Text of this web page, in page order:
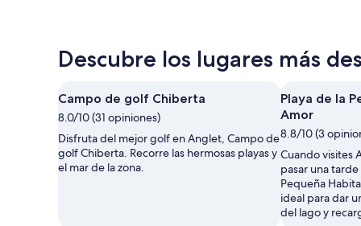
Descubre los lugares más
Campo de golf Chiberta
8.0/10 (31 opiniones)
Disfruta del mejor golf en Anglet, Campo de
golf Chiberta. Recorre las hermosas playas y
el mar de la zona.
Playa de la
Amor
8.8/10 (3
Cuando visites
pasar una
Pequeña
ideal para dar
del lago y